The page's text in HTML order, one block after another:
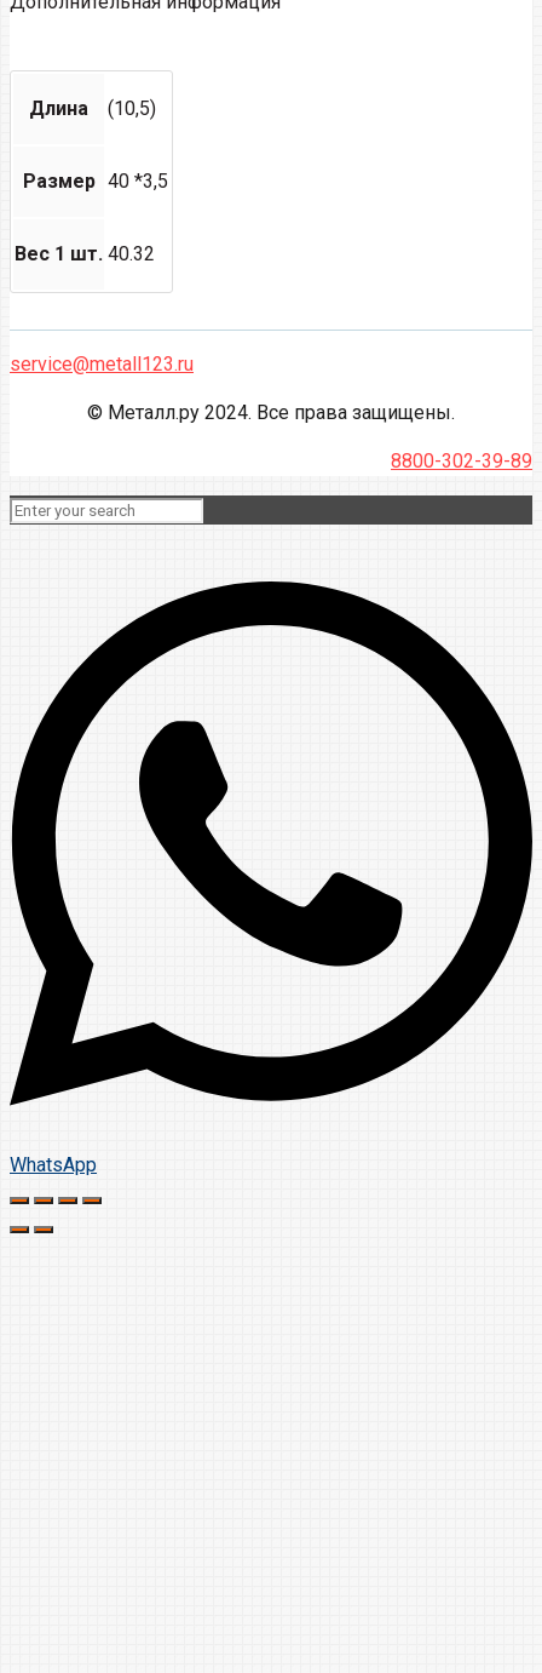
Длина (10,5)
Размер 40 *3,5
Вес 1 шт. 40.32
service@metall123.ru
© Металл.ру 2024. Все права защищены.
8800-302-39-89
WhatsApp